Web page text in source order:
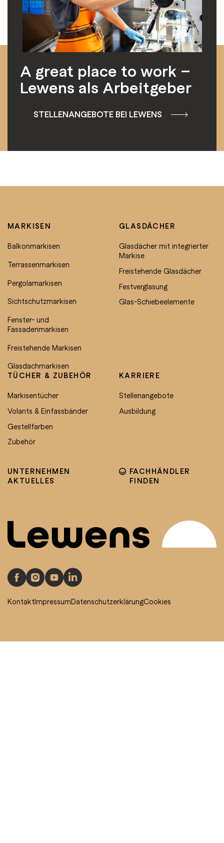
A great place to work –
Lewens als Arbeitgeber
STELLENANGEBOTE BEI LEWENS
UNTERNEHMEN
AKTUELLES
MARKISEN
Balkonmarkisen
Terrassenmarkisen
Pergolamarkisen
Sichtschutzmarkisen
Fenster- und
Fassadenmarkisen
Freistehende Markisen
Glasdachmarkisen
GLASDÄCHER
Glasdächer mit integrierter
Markise
Freistehende Glasdächer
Festverglasung
Glas-Schiebeelemente
TÜCHER & ZUBEHÖR
Markisentücher
Volants & Einfassbänder
Gestellfarben
Zubehör
KARRIERE
Stellenangebote
Ausbildung
FACHHÄNDLER
FINDEN
KontaktImpressumDatenschutzerklärungCookies